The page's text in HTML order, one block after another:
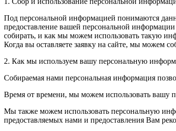
Под персональной информацией понимаются
предоставление вашей персональной
собирать, и как мы можем использовать такую
Когда вы оставляете заявку на сайте, мы можем
2. Как мы используем вашу персональную
Собираемая нами персональная информация
Время от времени, мы можем использовать
Мы также можем использовать персональную
предоставляемых нами и предоставления Вам